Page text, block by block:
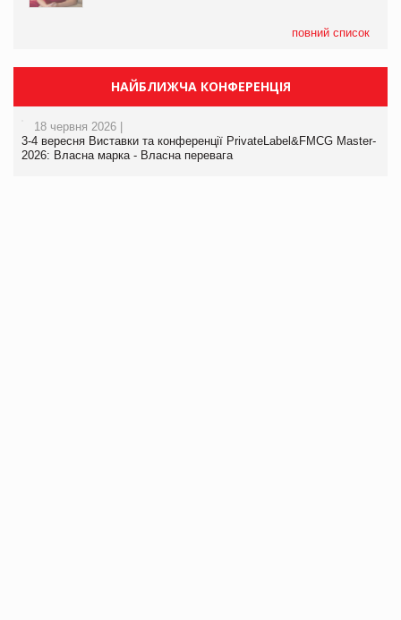
повний список
НАЙБЛИЖЧА КОНФЕРЕНЦІЯ
18 червня 2026 |
3-4 вересня Виставки та конференції PrivateLabel&FMCG Master-
2026: Власна марка - Власна перевага